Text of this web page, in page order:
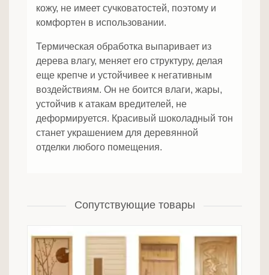
кожу, не имеет сучковатостей, поэтому и
комфортен в использовании.
Термическая обработка выпаривает из
дерева влагу, меняет его структуру, делая
еще крепче и устойчивее к негативным
воздействиям. Он не боится влаги, жары,
устойчив к атакам вредителей, не
деформируется. Красивый шоколадный тон
станет украшением для деревянной
отделки любого помещения.
Сопутствующие товары